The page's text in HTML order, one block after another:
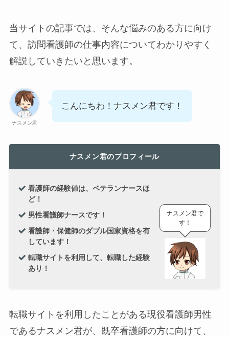
当サイトの記事では、そんな悩みのある方に向け
て、訪問看護師の仕事内容についてわかりやすく
解説していきたいと思います。
ナスメン君
こんにちわ！ナスメン君です！
ナスメン君のプロフィール
看護師の経験値は、ベテランナースほ
ど！
男性看護師ナースです！
看護師・保健師のダブル国家資格を有
しています！
転職サイトを利用して、転職した経験
あり！
ナスメン君で
す！
転職サイトを利用したことがある現役看護師男性
であるナスメン君が、既卒看護師の方に向けて、